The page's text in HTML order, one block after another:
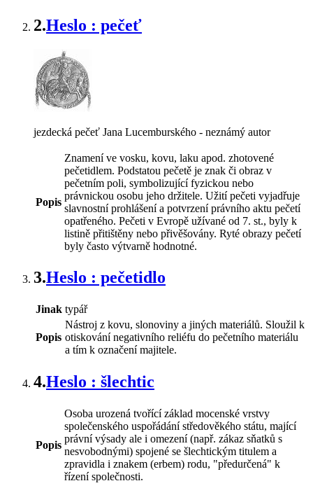
2.Heslo : pečeť
jezdecká pečeť Jana Lucemburského - neznámý autor
Popis
Znamení ve vosku, kovu, laku apod. zhotovené
pečetidlem. Podstatou pečetě je znak či obraz v
pečetním poli, symbolizující fyzickou nebo
právnickou osobu jeho držitele. Užití pečeti vyjadřuje
slavnostní prohlášení a potvrzení právního aktu pečetí
opatřeného. Pečeti v Evropě užívané od 7. st., byly k
listině přitištěny nebo přivěšovány. Ryté obrazy pečetí
byly často výtvarně hodnotné.
3.Heslo : pečetidlo
Jinak typář
Popis
Nástroj z kovu, slonoviny a jiných materiálů. Sloužil k
otiskování negativního reliéfu do pečetního materiálu
a tím k označení majitele.
4.Heslo : šlechtic
Popis
Osoba urozená tvořící základ mocenské vrstvy
společenského uspořádání středověkého státu, mající
právní výsady ale i omezení (např. zákaz sňatků s
nesvobodnými) spojené se šlechtickým titulem a
zpravidla i znakem (erbem) rodu, "předurčená" k
řízení společnosti.